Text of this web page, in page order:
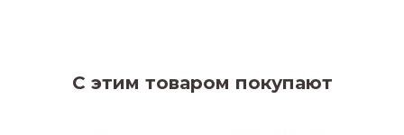
С этим товаром покупают